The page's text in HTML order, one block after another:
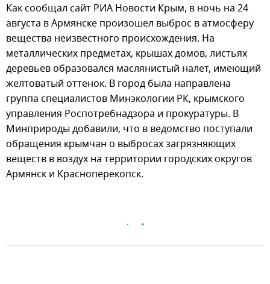
Как сообщал сайт РИА Новости Крым, в ночь на 24
августа в Армянске произошел выброс в атмосферу
вещества неизвестного происхождения. На
металлических предметах, крышах домов, листьях
деревьев образовался маслянистый налет, имеющий
желтоватый оттенок. В город была направлена
группа специалистов Минэкологии РК, крымского
управления Роспотребнадзора и прокуратуры. В
Минприроды добавили, что в ведомство поступали
обращения крымчан о выбросах загрязняющих
веществ в воздух на территории городских округов
Армянск и Красноперекопск.